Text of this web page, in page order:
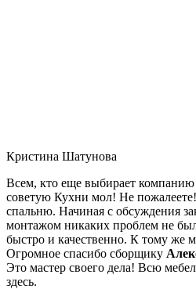
Кристина Шатунова
Всем, кто еще выбирает компанию
советую Кухни мол! Не
спальню. Начиная с обсуждения
монтажом никаких проблем не
быстро и качественно. К тому же
Огромное спасибо сборщику
Это мастер своего дела! Всю
здесь.